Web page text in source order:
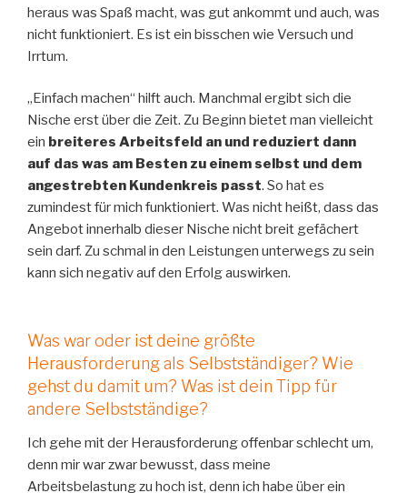
heraus was Spaß macht, was gut ankommt und auch, was
nicht funktioniert. Es ist ein bisschen wie Versuch und
Irrtum.
„Einfach machen“ hilft auch. Manchmal ergibt sich die
Nische erst über die Zeit. Zu Beginn bietet man vielleicht
ein breiteres Arbeitsfeld an und reduziert dann
auf das was am Besten zu einem selbst und dem
angestrebten Kundenkreis passt. So hat es
zumindest für mich funktioniert. Was nicht heißt, dass das
Angebot innerhalb dieser Nische nicht breit gefächert
sein darf. Zu schmal in den Leistungen unterwegs zu sein
kann sich negativ auf den Erfolg auswirken.
Was war oder ist deine größte
Herausforderung als Selbstständiger? Wie
gehst du damit um? Was ist dein Tipp für
andere Selbstständige?
Ich gehe mit der Herausforderung offenbar schlecht um,
denn mir war zwar bewusst, dass meine
Arbeitsbelastung zu hoch ist, denn ich habe über ein